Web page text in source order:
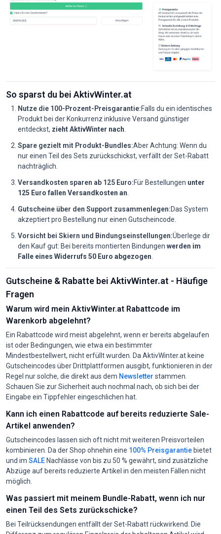
So sparst du bei AktivWinter.at
Nutze die 100-Prozent-Preisgarantie:Falls du ein identisches
Produkt bei der Konkurrenz inklusive Versand günstiger
entdeckst, zieht AktivWinter nach
Spare gezielt mit Produkt-Bundles:Aber Achtung: Wenn du
nur einen Teil des Sets zurückschickst, verfällt der Set-Rabatt
nachträglich.
Versandkosten sparen ab 125 Euro:Für Bestellungen unter
125 Euro fallen Versandkosten an
Gutscheine über den Support zusammenlegen:Das System
akzeptiert pro Bestellung nur einen Gutscheincode.
Vorsicht bei Skiern und Bindungseinstellungen:Überlege dir
den Kauf gut: Bei bereits montierten Bindungen werden im
Falle eines Widerrufs 50 Euro abgezogen
Gutscheine & Rabatte bei AktivWinter.at - Häufige
Fragen
Warum wird mein AktivWinter.at Rabattcode im
Warenkorb abgelehnt?
Ein Rabattcode wird meist abgelehnt, wenn er bereits abgelaufen
ist oder Bedingungen, wie etwa ein bestimmter
Mindestbestellwert, nicht erfüllt wurden. Da AktivWinter.at keine
Gutscheincodes über Drittplattformen ausgibt, funktionieren in der
Regel nur solche, die direkt aus dem Newsletter stammen.
Schauen Sie zur Sicherheit auch nochmal nach, ob sich bei der
Eingabe ein Tippfehler eingeschlichen hat.
Kann ich einen Rabattcode auf bereits reduzierte Sale-
Artikel anwenden?
Gutscheincodes lassen sich oft nicht mit weiteren Preisvorteilen
kombinieren. Da der Shop ohnehin eine 100% Preisgarantiebietet
und im SALENachlässe von bis zu 50 % gewährt, sind zusätzliche
Abzüge auf bereits reduzierte Artikel in den meisten Fällen nicht
möglich.
Was passiert mit meinem Bundle-Rabatt, wenn ich nur
einen Teil des Sets zurückschicke?
Bei Teilrücksendungen entfällt der Set-Rabatt rückwirkend. Die